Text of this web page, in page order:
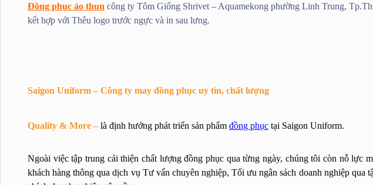
Đồng phục áo thun công ty Tôm Giống Shrivet – Aquamekong phường Linh Trung,
kết hợp với Thêu logo trước ngực và in sau lưng.
Saigon Uniform – Công ty may đồng phục uy tín, chất lượng
Quality & More –là định hướng phát triển sản phẩm đồng phục tại Saigon Uniform.
Ngoài việc tập trung cải thiện chất lượng đồng phục qua từng ngày, chúng tôi còn nỗ lực
khách hàng thông qua dịch vụ Tư vấn chuyên nghiệp, Tối ưu ngân sách doanh nghiệp qua